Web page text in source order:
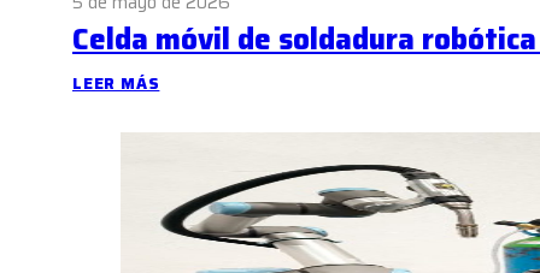
Celda móvil de soldadura robótica
LEER MÁS